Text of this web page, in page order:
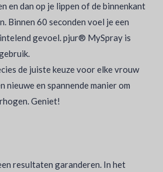
en dan op je lippen of de binnenkant
Binnen 60 seconden voel je een
gevoel. pjur® MySpray is
de juiste keuze voor elke vrouw
nieuwe en spannende manier om
Geniet!
resultaten garanderen. In het